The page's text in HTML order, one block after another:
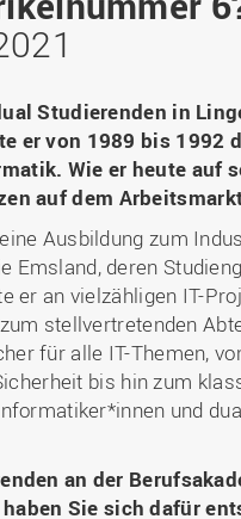
Gaststudierende
Sommer- und
Outgoing
Deutsch als Fremdsprache
Informationen für
Förderung internationaler
Talente (FIT) in Osnabrück
schwerpunkte
Kompetenzzentren
Forschungsgruppen und
Netzwerke
Internationalisierung in der
Forschung
Welcome Center
EU-Hochschulbüro
Personalentwicklung
Zusammenarbeit in
Ingenieurwissenschaften
und Informatik (IuI)
Management, Kultur und
Technik (MKT, Campus
Lingen)
Wirtschafts- und
Sozialwissenschaften
(WiSo)
Studierenden in
er von 1989 bis 1992
Wie er heute auf
auf dem
Ausbildung zum
Emsland, deren
er an vielzähligen IT-
stellvertretenden
für alle IT-Themen,
bis hin zum
und
an der
Sie sich dafür